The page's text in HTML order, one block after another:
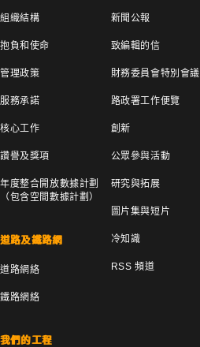
組織結構
抱負和使命
管理政策
服務承諾
核心工作
讚譽及獎項
年度整合開放數據計劃
（包含空間數據計劃）
道路及鐵路網
道路網絡
鐵路網絡
我們的工程
新聞公報
致編輯的信
財務委員會特別會議
路政署工作便覽
創新
公眾參與活動
研究與拓展
圖片集與短片
冷知識
RSS 頻道